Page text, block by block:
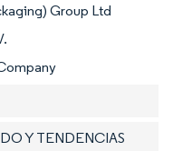
Group Ltd
Y TENDENCIAS